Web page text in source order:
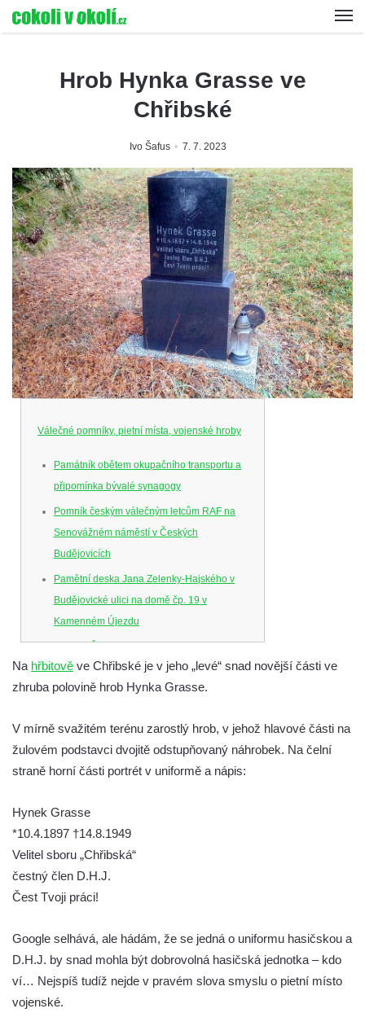
Hrob Hynka Grasse ve
Chřibské
Ivo Šafus 7. 7. 2023
Válečné pomníky, pietní místa, vojenské hroby
Památník obětem okupačního transportu a
připomínka bývalé synagogy
Pomník českým válečným letcům RAF na
Senovážném náměstí v Českých
Budějovicích
Pamětní deska Jana Zelenky-Hajského v
Budějovické ulici na domě čp. 19 v
Kamenném Újezdu
Kamenném Újezdě
Kenotaf Václava B. Hájka na starém
Velešíně
Kenotaf Josefa Jílka na hřbitově ve
Velešíně
Hrob Jana Foitla na hřbitově ve Velešíně
Hrob Ludvíka Tůmy na hřbitově ve Velešíně
Pomník obětem 2. světové války na hřbitově
u kostela svatého Václava ve Velešíně
Pamětní deska 240 MILES TO FREEDOM u
Na hřbitově ve Chřibské je v jeho „levé“ snad novější části ve
zhruba polovině hrob Hynka Grasse.
V mírně svažitém terénu zarostlý hrob, v jehož hlavové části na
žulovém podstavci dvojitě odstupňovaný náhrobek. Na čelní
straně horní části portrét v uniformě a nápis:
Hynek Grasse
*10.4.1897 †14.8.1949
Velitel sboru „Chřibská“
čestný člen D.H.J.
Čest Tvoji práci!
Google selhává, ale hádám, že se jedná o uniformu hasičskou a
D.H.J. by snad mohla být dobrovolná hasičská jednotka – kdo
ví… Nejspíš tudíž nejde v pravém slova smyslu o pietní místo
vojenské.